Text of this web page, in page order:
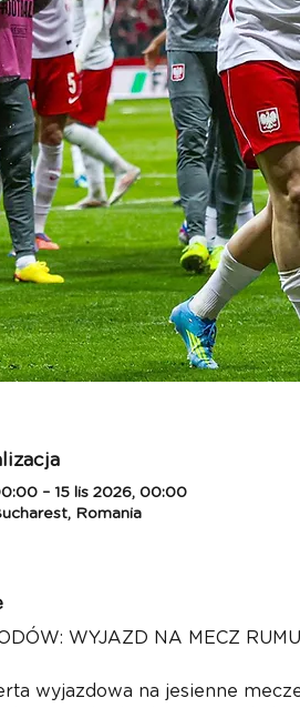
– 15 lis 2026, 00:00
Romania
WYJAZD NA MECZ
wyjazdowa na jesienne